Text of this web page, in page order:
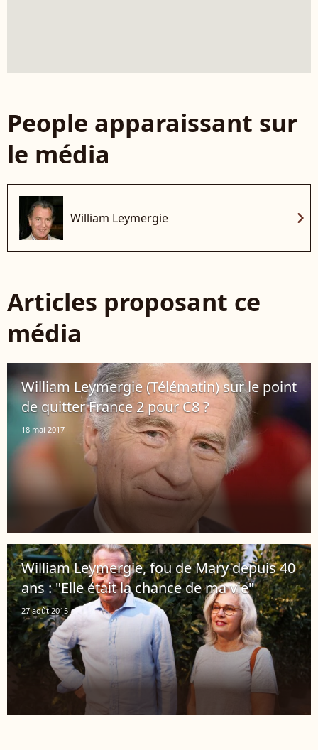
People apparaissant sur
le média
William Leymergie chevron_right
Articles proposant ce
média
William Leymergie (Télématin) sur le point
de quitter France 2 pour C8 ?
18 mai 2017
William Leymergie, fou de Mary depuis 40
ans : "Elle était la chance de ma vie"
27 août 2015